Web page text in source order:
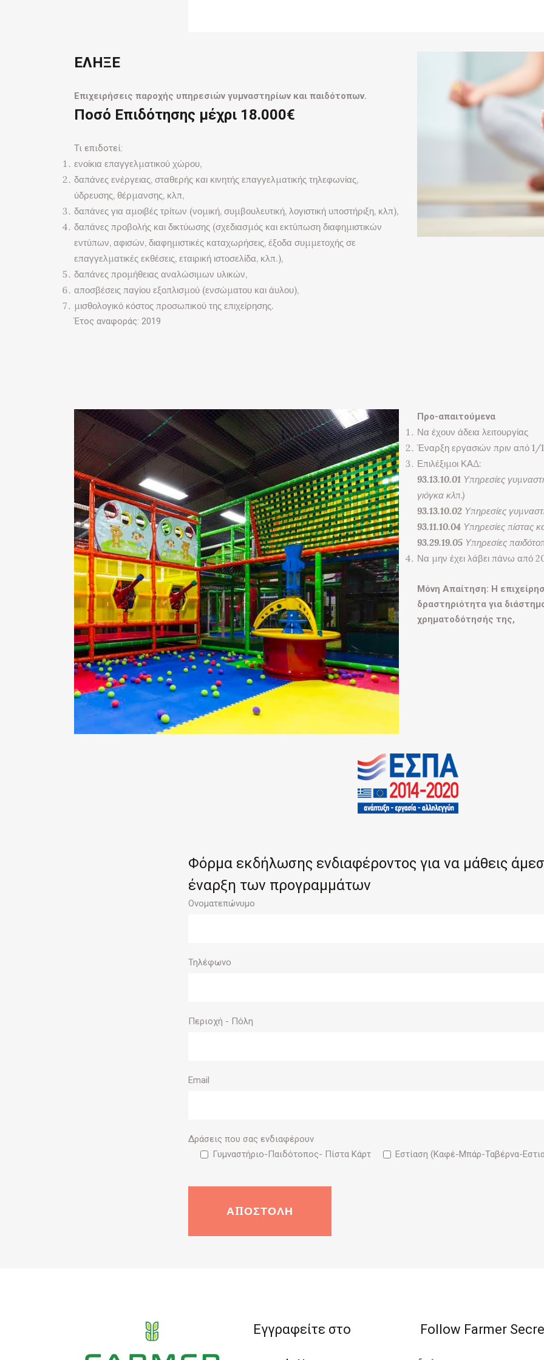
ΕΛΗΞΕ
Επιχειρήσεις παροχής υπηρεσιών γυμναστηρίων και παιδότοπων.
Ποσό Επιδότησης μέχρι 18.000€
Τι επιδοτεί:
ενοίκια επαγγελματικού χώρου,
δαπάνες ενέργειας, σταθερής και κινητής επαγγελματικής τηλεφωνίας,
ύδρευσης, θέρμανσης, κλπ,
δαπάνες για αμοιβές τρίτων (νομική, συμβουλευτική, λογιστική υποστήριξη, κλπ),
δαπάνες προβολής και δικτύωσης (σχεδιασμός και εκτύπωση διαφημιστικών
εντύπων, αφισών, διαφημιστικές καταχωρήσεις, έξοδα συμμετοχής σε
επαγγελματικές εκθέσεις, εταιρική ιστοσελίδα, κλπ.),
δαπάνες προμήθειας αναλώσιμων υλικών,
αποσβέσεις παγίου εξοπλισμού (ενσώματου και άυλου),
μισθολογικό κόστος προσωπικού της επιχείρησης.
Έτος αναφοράς: 2019
Προ-απαιτούμενα
Να έχουν άδεια λειτουργίας
Έναρξη εργασιών πριν από
Επιλέξιμοι ΚΑΔ:
93.13.10.01 Υπηρεσίες
γιόγκα κλπ.)
93.13.10.02 Υπηρεσίες
93.11.10.04 Υπηρεσίες πίστας
93.29.19.05 Υπηρεσίες
Να μην έχει λάβει πάνω από
Μόνη Απαίτηση: Η
δραστηριότητα για
χρηματοδότησής της,
Φόρμα εκδήλωσης ενδιαφέροντος για να μάθεις
έναρξη των προγραμμάτων
Ονοματεπώνυμο
Τηλέφωνο
Περιοχή - Πόλη
Email
Δράσεις που σας ενδιαφέρουν
Γυμναστήριο-Παιδότοπος- Πίστα Κάρτ
Εστίαση (Καφέ-Μπάρ-Ταβέρνα-
Εγγραφείτε στο Follow Farmer